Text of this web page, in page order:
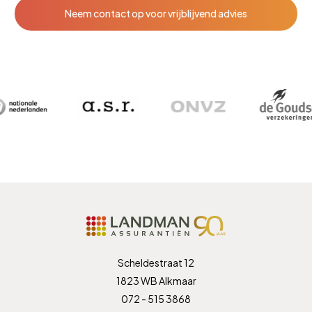
Neem contact op voor vrijblijvend advies
Scheldestraat 12
1823 WB Alkmaar
072 - 515 3868